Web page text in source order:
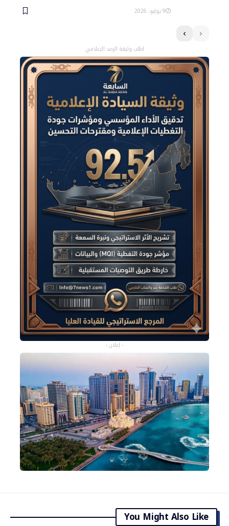
9 يوليو، 2026
اطلب وثيقة الرصد الإعلامي
- إعلان -
You Might Also Like